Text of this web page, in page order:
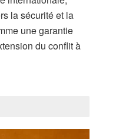
la sécurité et la
une garantie
du conflit à